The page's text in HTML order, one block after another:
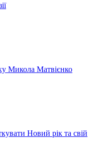
Микола Матвієнко
Новий рік та свій